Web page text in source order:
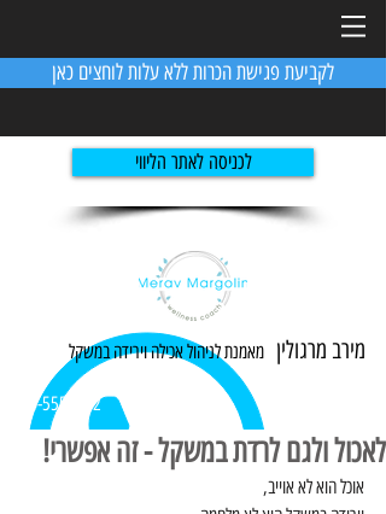
לקביעת פגישת הכרות ללא עלות לוחצים כאן
לכניסה לאתר הליווי
מירב מרגולין מאמנת לניהול אכילה וירידהבמשקל
054-5551982
לאכול ולגם לרדת במשקל - זה אפשרי!
אוכל הוא לא אוייב,